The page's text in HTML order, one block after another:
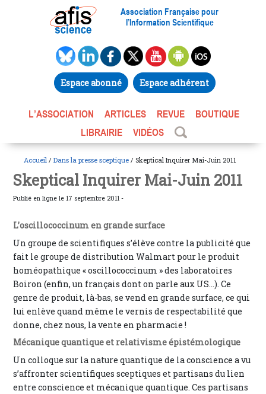
Association Française pour
l’Information Scientifique
Espace abonné Espace adhérent
L’ASSOCIATION ARTICLES REVUE
BOUTIQUE
LIBRAIRIE
VIDÉOS
Accueil / Dans la presse sceptique / Skeptical Inquirer Mai-Juin 2011
Skeptical Inquirer Mai-Juin 2011
Publié en ligne le 17 septembre 2011 -
L’oscillococcinum en grande surface
Un groupe de scientifiques s’élève contre la publicité que
fait le groupe de distribution Walmart pour le produit
homéopathique « oscillococcinum » des laboratoires
Boiron (enfin, un français dont on parle aux US…). Ce
genre de produit, là-bas, se vend en grande surface, ce qui
lui enlève quand même le vernis de respectabilité que
donne, chez nous, la vente en pharmacie !
Mécanique quantique et relativisme épistémologique
Un colloque sur la nature quantique de la conscience a vu
s’affronter scientifiques sceptiques et partisans du lien
entre conscience et mécanique quantique. Ces partisans